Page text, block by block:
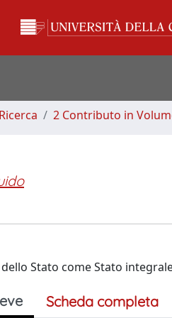
2 Contributo in
Stato come Stato
Scheda completa